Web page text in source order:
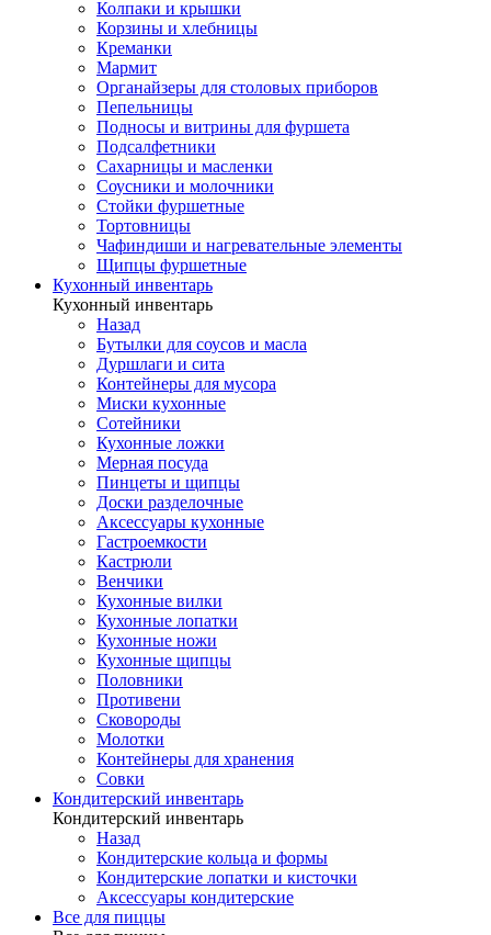
Колпаки и крышки
Корзины и хлебницы
Креманки
Мармит
Органайзеры для столовых приборов
Пепельницы
Подносы и витрины для фуршета
Подсалфетники
Сахарницы и масленки
Соусники и молочники
Стойки фуршетные
Тортовницы
Чафиндиши и нагревательные элементы
Щипцы фуршетные
Кухонный инвентарь
Кухонный инвентарь
Назад
Бутылки для соусов и масла
Дуршлаги и сита
Контейнеры для мусора
Миски кухонные
Сотейники
Кухонные ложки
Мерная посуда
Пинцеты и щипцы
Доски разделочные
Аксессуары кухонные
Гастроемкости
Кастрюли
Венчики
Кухонные вилки
Кухонные лопатки
Кухонные ножи
Кухонные щипцы
Половники
Противени
Сковороды
Молотки
Контейнеры для хранения
Совки
Кондитерский инвентарь
Кондитерский инвентарь
Назад
Кондитерские кольца и формы
Кондитерские лопатки и кисточки
Аксессуары кондитерские
Все для пиццы